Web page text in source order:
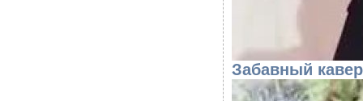
Забавный